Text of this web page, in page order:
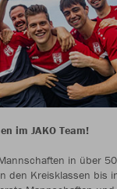
im JAKO Team!
in über
den Kreisklassen bis